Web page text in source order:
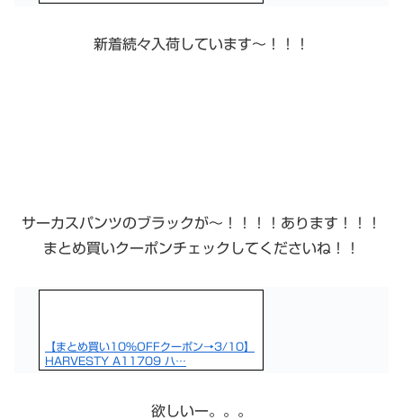
新着続々入荷しています〜！！！
サーカスパンツのブラックが〜！！！！あります！！！
まとめ買いクーポンチェックしてくださいね！！
【まとめ買い10％OFFクーポン→3/10】
HARVESTY A11709 ハ…
欲しいー。。。